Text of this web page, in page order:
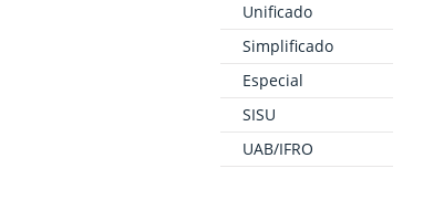
Unificado
Simplificado
Especial
SISU
UAB/IFRO